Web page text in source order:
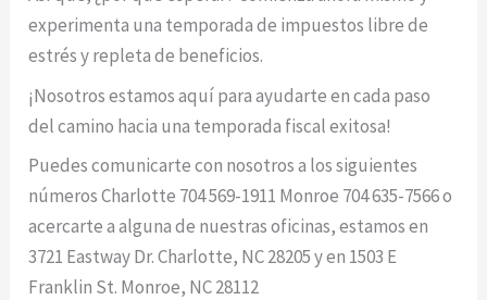
experimenta una temporada de impuestos libre de
estrés y repleta de beneficios.
¡Nosotros estamos aquí para ayudarte en cada paso
del camino hacia una temporada fiscal exitosa!
Puedes comunicarte con nosotros a los siguientes
números Charlotte 704 569-1911 Monroe 704 635-7566 o
acercarte a alguna de nuestras oficinas, estamos en
3721 Eastway Dr. Charlotte, NC 28205 y en 1503 E
Franklin St. Monroe, NC 28112